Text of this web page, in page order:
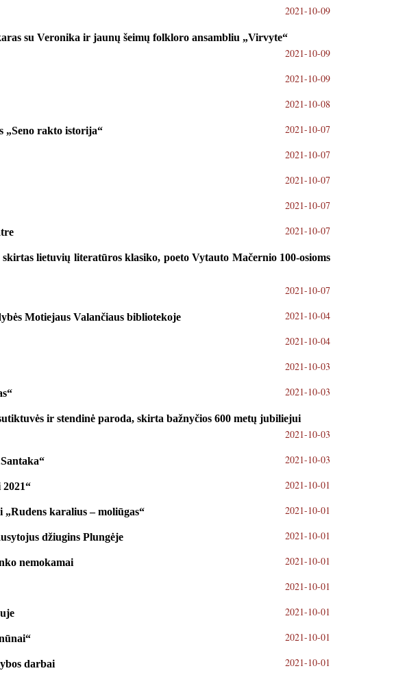
2021-10-09
su Veronika ir jaunų šeimų folkloro ansambliu „Virvyte“
2021-10-09
2021-10-09
2021-10-08
„Seno rakto istorija“ 2021-10-07
2021-10-07
2021-10-07
2021-10-07
2021-10-07
lietuvių literatūros klasiko, poeto Vytauto Mačernio 100-osioms
2021-10-07
Motiejaus Valančiaus bibliotekoje 2021-10-04
2021-10-04
2021-10-03
2021-10-03
ir stendinė paroda, skirta bažnyčios 600 metų jubiliejui
2021-10-03
2021-10-03
2021-10-01
karalius – moliūgas“ 2021-10-01
džiugins Plungėje 2021-10-01
nemokamai 2021-10-01
2021-10-01
2021-10-01
2021-10-01
darbai 2021-10-01